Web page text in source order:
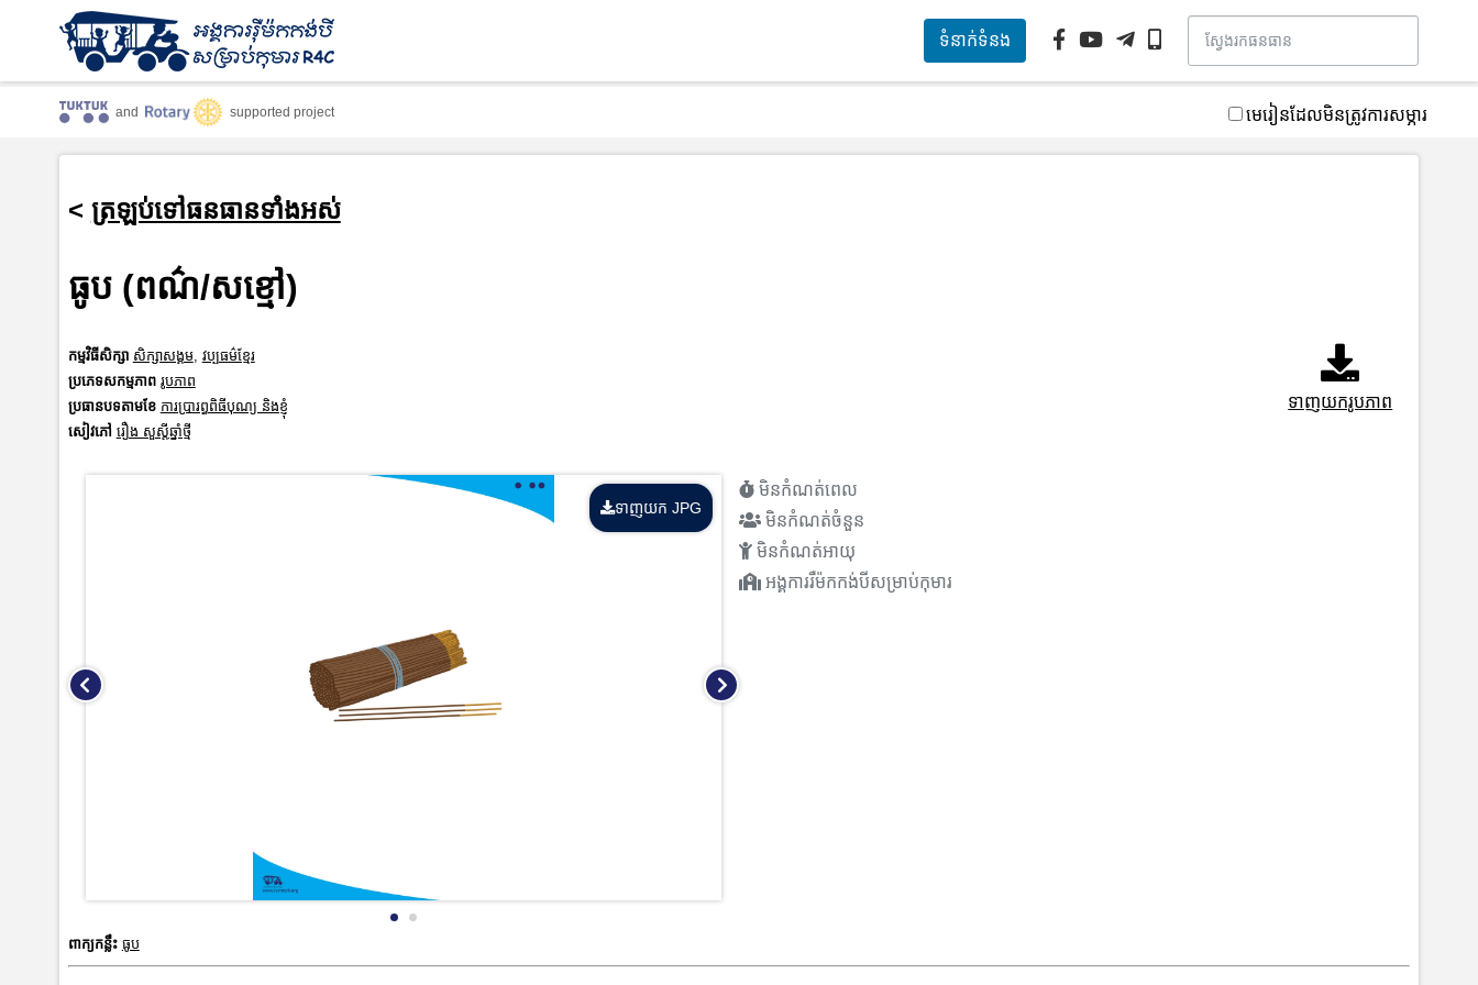
ទំនាក់ទំនង
and supported project មេរៀនដែលមិនត្រូវការសម្ភារ
< ត្រឡប់ទៅធនធានទាំងអស់
ធូប (ពណ៌/សខ្មៅ)
ទាញយករូបភាព
កម្មវិធីសិក្សា សិក្សាសង្គម, វប្បធម៌ខ្មែរ
ប្រភេទសកម្មភាព រូបភាព
ប្រធានបទតាមខែ ការប្រារព្ធពិធីបុណ្យ និងខ្ញុំ
សៀវភៅ រឿង សួស្តីឆ្នាំថ្មី
ទាញយក JPG
មិនកំណត់ពេល
មិនកំណត់ចំនួន
មិនកំណត់អាយុ
អង្គការរឺម៉កកង់បីសម្រាប់កុមារ
ពាក្យកន្លឹះ ធូប